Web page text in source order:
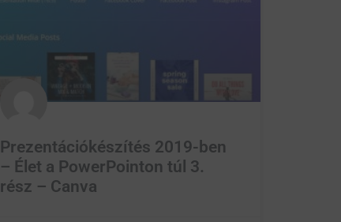
Prezentációkészítés 2019-ben
– Élet a PowerPointon túl 3.
rész – Canva